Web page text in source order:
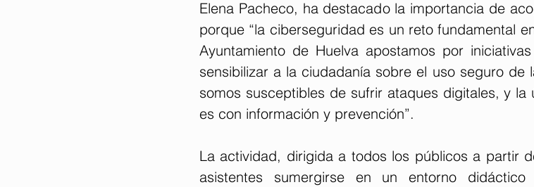
Elena Pacheco, ha destacado la importancia de
porque “la ciberseguridad es un reto fundamental
Ayuntamiento de Huelva apostamos por
sensibilizar a la ciudadanía sobre el uso seguro de
somos susceptibles de sufrir ataques digitales, y
es con información y prevención”.
La actividad, dirigida a todos los públicos a partir
asistentes sumergirse en un entorno